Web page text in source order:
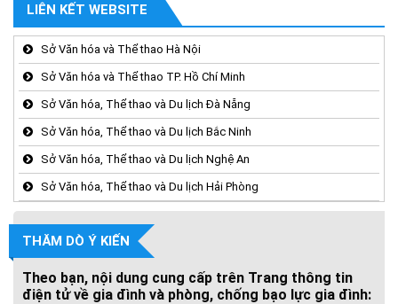
LIÊN KẾT WEBSITE
Sở Văn hóa và Thể thao Hà Nội
Sở Văn hóa và Thể thao TP. Hồ Chí Minh
Sở Văn hóa, Thể thao và Du lịch Đà Nẵng
Sở Văn hóa, Thể thao và Du lịch Bắc Ninh
Sở Văn hóa, Thể thao và Du lịch Nghệ An
Sở Văn hóa, Thể thao và Du lịch Hải Phòng
THĂM DÒ Ý KIẾN
Theo bạn, nội dung cung cấp trên Trang thông tin
điện tử về gia đình và phòng, chống bạo lực gia đình: